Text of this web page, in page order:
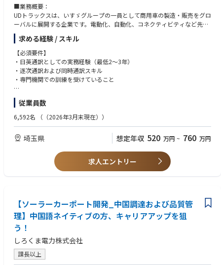
の専門性・語学力を活かしながら、会社の技術力・競争力を支えるやりが
いのあるポジションです。
■業務概要：
UDトラックスは、いすゞグループの一員として商用車の製造・販売をグロ
ーバルに展開する企業です。電動化、自動化、コネクティビティなど先進
技術領域において事業を拡大しており、グローバルなコミュニケーション
の重要性が高まっています。
本ポジションが所属する通訳・翻訳チームは、経営層および各部門の円滑
な意思疎通を支援し、事業推進を言語面から支える役割を担っています。
■業務内容：
本ポジションは、社内常駐の通訳・翻訳担当として、主に同時通訳業務を
す。
埼玉県上尾市の本社において対面での会議対応が中心となり、社内外の関
係者との高度なコミュニケーションを支援します。通訳業務が中心（約9
0%）であり、翻訳業務（約10%）とあわせて幅広く対応いただきます。
社内外の会議・イベントにおける同時通訳および逐次通訳
経営および自動車技術領域に関する文書・社内外コミュニケーションの翻
国内外出張を伴う通訳対応（必要に応じて）
■出張：
あり→いすゞ 横浜、藤沢、北海道、海外拠点（シンガポール・シャンハ
イ・バンガロール）
■関係部署
求める経験 / スキル
【必須要件】
・日英通訳としての実務経験（最低2～3年）
・逐次通訳および同時通訳スキル
・専門機関での訓練を受けていること
【歓迎要件】
・自動車業界、半導体、電子部品、デバイス業界での経験
・自動車技術や業界動向に関する知識
【求める人物像】
・学習意欲が高く、計画的に業務を進められる方
・個人およびチームの双方で柔軟に業務を遂行できる方
・変化の速い環境でも効率的に対応できる方
・異文化理解を持ち、関係者と信頼関係を築ける方
従業員数
6,592名 （（2026年3月末現在））
埼玉県 想定年収 520 万円 ~ 760 万円
求人エントリー
【ソーラーカーポート開発_中国調達および品質管
理】中国語ネイティブの方、キャリアアップを狙
う！
しろくま電力株式会社
課長以上